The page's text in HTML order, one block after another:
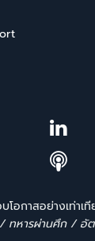
อกาสอย่างเท่าเ
หารผ่านศึก / อั